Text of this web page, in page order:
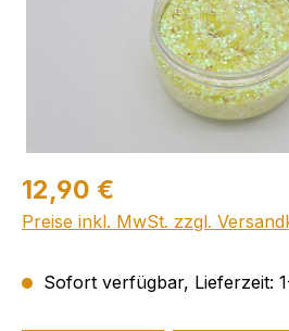
12,90 €
Preise inkl. MwSt. zzgl.
Sofort verfügbar, Lieferzeit: